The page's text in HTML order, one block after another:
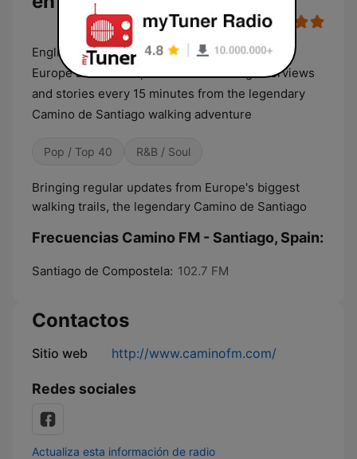
English language hit music from Spain, UK and
Europe and news updates and amazing interviews
and stories every 15 minutes from the legendary
Camino de Santiago walking adventure
Pop / Top 40 R&B / Soul
Bringing regular updates from Europe's biggest
walking trails, the legendary Camino de Santiago
Frecuencias Camino FM - Santiago, Spain:
Santiago de Compostela: 102.7 FM
Contactos
Sitio web http://www.caminofm.com/
Redes sociales
Actualiza esta información de radio